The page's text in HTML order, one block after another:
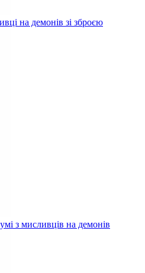
на демонів зі зброєю
з мисливців на демонів